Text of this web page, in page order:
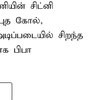
சிட்னி
கோல்,
சிறந்த
பிபா